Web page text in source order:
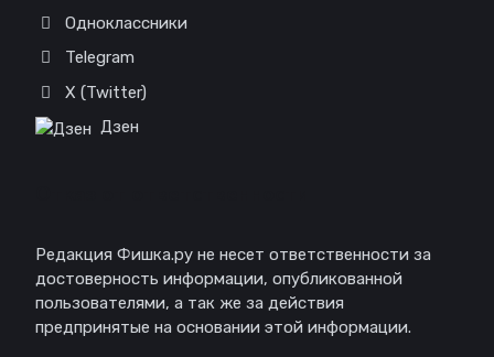
Одноклассники
Telegram
X (Twitter)
Дзен
Редакция Фишка.ру не несет ответственности за
достоверность информации, опубликованной
пользователями, а так же за действия
предпринятые на основании этой информации.